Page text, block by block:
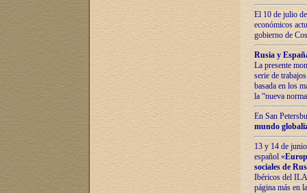
El 10 de julio
económicos
gobierno de
Rusia y
La presente
serie de
basada en los
la “nueva
En San
mundo
13 y 14 de
español «
sociales de
Ibéricos del ILA
página más en